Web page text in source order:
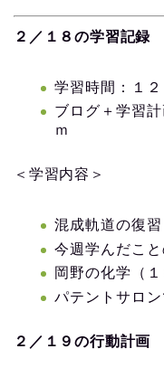
２／１８の学習記録
学習時間：１２
ブログ＋学習
ｍ
＜学習内容＞
混成軌道の復習
今週学んだこ
岡野の化学（１
パテントサロ
２／１９の行動計画